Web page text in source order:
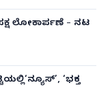
ಲೋಕಾರ್ಪಣೆ – ನಟ
‘ಭಕ್ತ